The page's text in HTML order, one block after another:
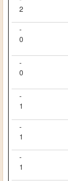
2
-
0
-
0
-
1
-
1
-
1